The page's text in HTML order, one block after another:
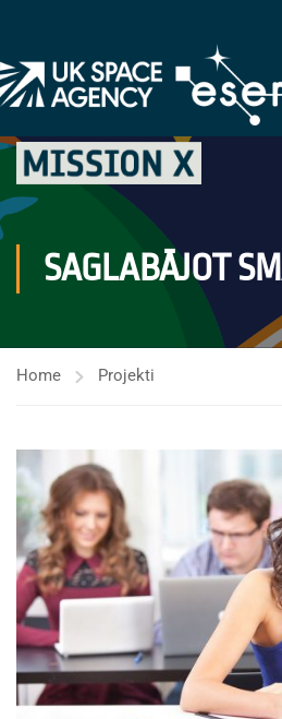
SAGLABĀJOT
Home Projekti